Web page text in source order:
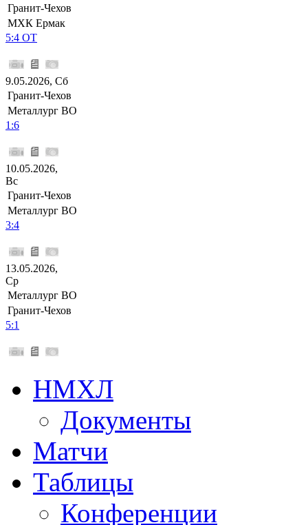
Гранит-Чехов
МХК Ермак
5:4 ОТ
9.05.2026, Сб
Гранит-Чехов
Металлург ВО
1:6
10.05.2026,
Вс
Гранит-Чехов
Металлург ВО
3:4
13.05.2026,
Ср
Металлург ВО
Гранит-Чехов
5:1
НМХЛ
Документы
Матчи
Таблицы
Конференции